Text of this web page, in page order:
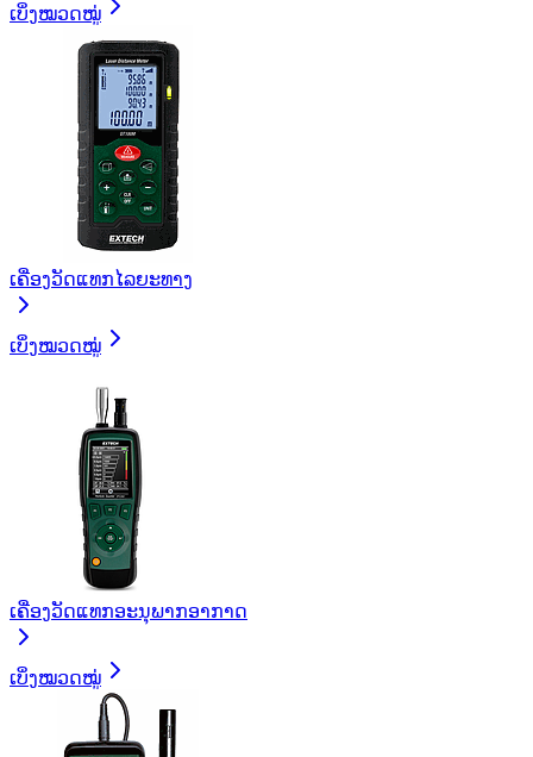
ເບິ່ງໝວດໝູ່
ເຄື່ອງວັດແທກໄລຍະທາງ
ເບິ່ງໝວດໝູ່
ເຄື່ອງວັດແທກອະນຸພາກອາກາດ
ເບິ່ງໝວດໝູ່